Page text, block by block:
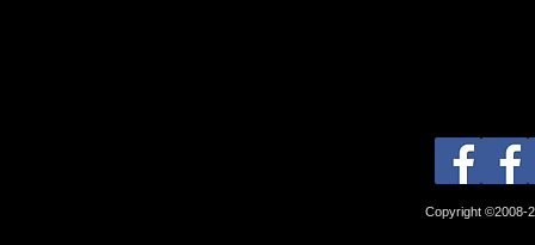
Copyright ©2008-